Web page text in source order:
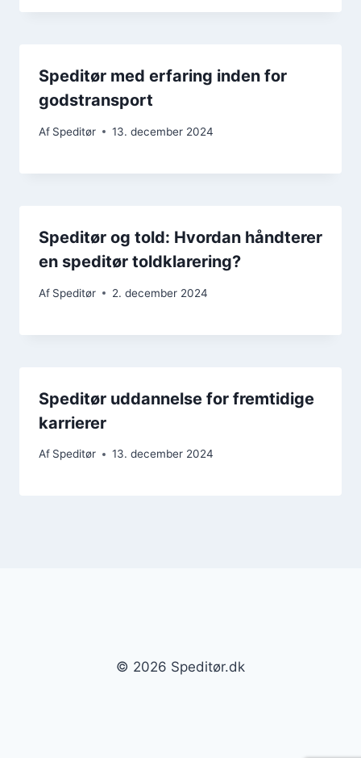
Speditør med erfaring inden for
godstransport
Af Speditør 13. december 2024
Speditør og told: Hvordan håndterer
en speditør toldklarering?
Af Speditør 2. december 2024
Speditør uddannelse for fremtidige
karrierer
Af Speditør 13. december 2024
© 2026 Speditør.dk